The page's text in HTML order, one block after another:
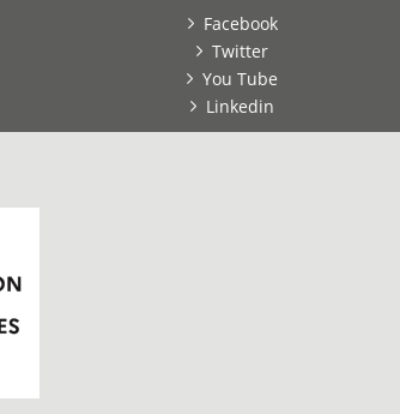
Facebook
Twitter
You Tube
Linkedin